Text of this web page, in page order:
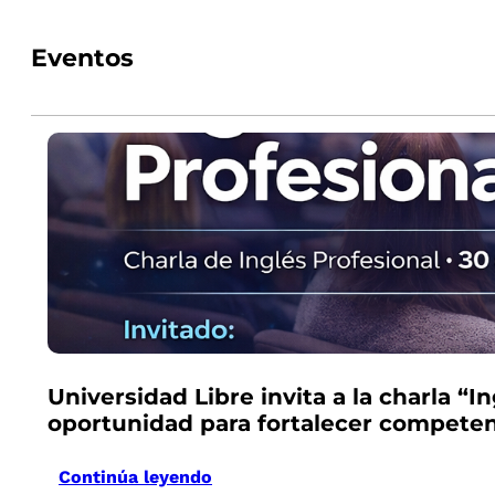
Eventos
Universidad Libre invita a la charla
oportunidad para fortalecer
Continúa leyendo